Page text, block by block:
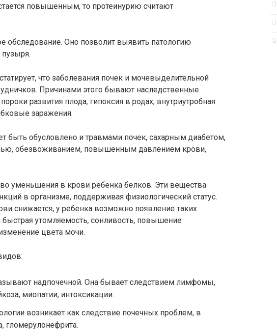
повышенным, то протеинурию считают
обследование. Оно позволит выявить патологию
что заболевания почек и мочевыделительной
Причинами этого бывают наследственные
развития плода, гипоксия в родах, внутриутробная
заражения.
обусловлено и травмами почек, сахарным диабетом,
обезвоживанием, повышенным давлением крови,
уменьшения в крови ребенка белков. Эти вещества
в организме, поддерживая физиологический статус.
снижается, у ребенка возможно появление таких
утомляемость, сонливость, повышение
цвета мочи.
надпочечной. Она бывает следствием лимфомы,
миопатии, интоксикации.
возникает как следствие почечных проблем, в
гломерулонефрита.